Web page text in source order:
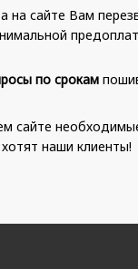
на сайте Вам
по срокам
сайте
наши клиенты!